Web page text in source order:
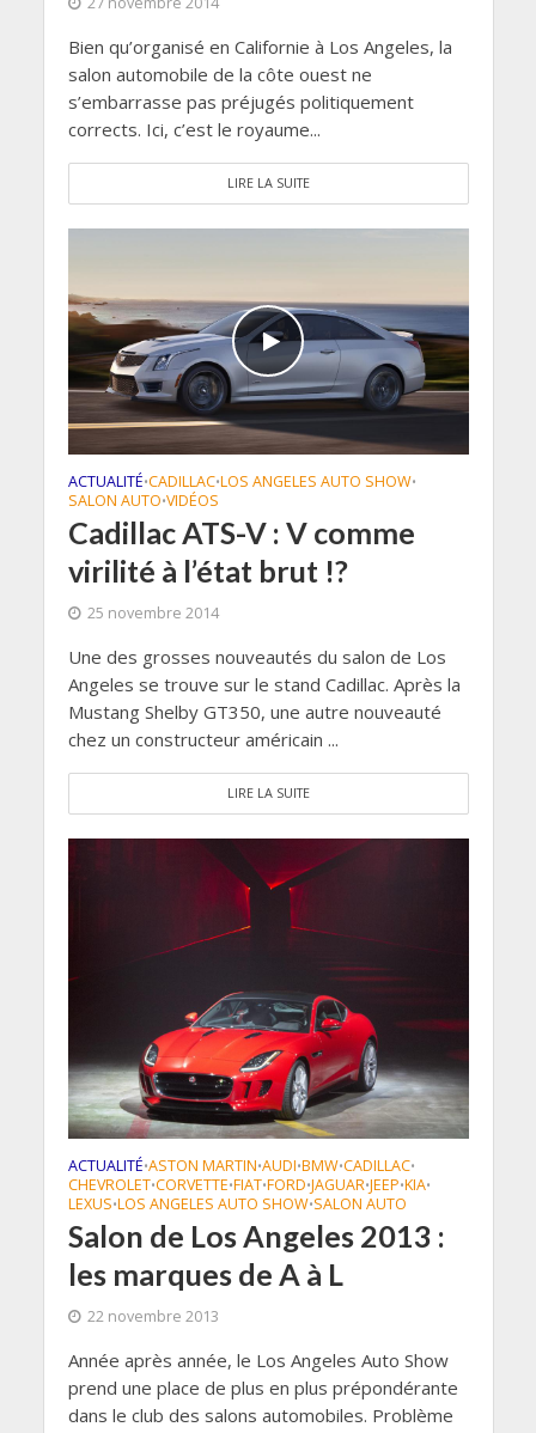
Bien qu’organisé en Californie à Los Angeles, la
salon automobile de la côte ouest ne
s’embarrasse pas préjugés politiquement
corrects. Ici, c’est le royaume...
LIRE LA SUITE
ACTUALITÉ•CADILLAC•LOS ANGELES AUTO SHOW•
SALON AUTO•VIDÉOS
Cadillac ATS-V : V comme
virilité à l’état brut !?
25 novembre 2014
Une des grosses nouveautés du salon de Los
Angeles se trouve sur le stand Cadillac. Après la
Mustang Shelby GT350, une autre nouveauté
chez un constructeur américain ...
LIRE LA SUITE
ACTUALITÉ•ASTON MARTIN•AUDI•BMW•CADILLAC•
CHEVROLET•CORVETTE•FIAT•FORD•JAGUAR•JEEP•KIA•
LEXUS•LOS ANGELES AUTO SHOW•SALON AUTO
Salon de Los Angeles 2013 :
les marques de A à L
22 novembre 2013
Année après année, le Los Angeles Auto Show
prend une place de plus en plus prépondérante
dans le club des salons automobiles. Problème